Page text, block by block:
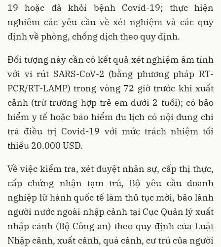
19 hoặc đã khỏi bệnh Covid-19; thực hiện
nghiêm các yêu cầu về xét nghiệm và các quy
định về phòng, chống dịch theo quy định.
Đối tượng này cần có kết quả xét nghiệm âm tính
với vi rút SARS-CoV-2 (bằng phương pháp RT-
PCR/RT-LAMP) trong vòng 72 giờ trước khi xuất
cảnh (trừ trường hợp trẻ em dưới 2 tuổi); có bảo
hiểm y tế hoặc bảo hiểm du lịch có nội dung chi
trả điều trị Covid-19 với mức trách nhiệm tối
thiểu 20.000 USD.
Về việc kiểm tra, xét duyệt nhân sự, cấp thị thực,
cấp chứng nhận tạm trú, Bộ yêu cầu doanh
nghiệp lữ hành quốc tế làm thủ tục mời, bảo lãnh
người nước ngoài nhập cảnh tại Cục Quản lý xuất
nhập cảnh (Bộ Công an) theo quy định của Luật
Nhập cảnh, xuất cảnh, quá cảnh, cư trú của người